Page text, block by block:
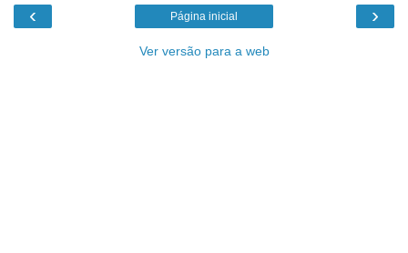
‹ ›
Página inicial
Ver versão para a web